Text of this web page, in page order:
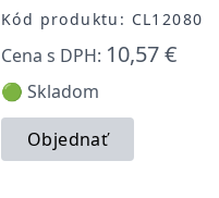
Kód produktu:
Cena s DPH: 10,57 €
🟢 Skladom
Objednať